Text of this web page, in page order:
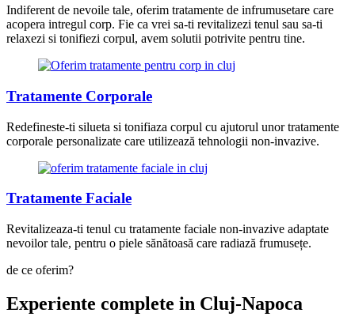
Indiferent de nevoile tale, oferim tratamente de infrumusetare care
acopera intregul corp. Fie ca vrei sa-ti revitalizezi tenul sau sa-ti
relaxezi si tonifiezi corpul, avem solutii potrivite pentru tine.
Tratamente Corporale
Redefineste-ti silueta si tonifiaza corpul cu ajutorul unor tratamente
corporale personalizate care utilizează tehnologii non-invazive.
Tratamente Faciale
Revitalizeaza-ti tenul cu tratamente faciale non-invazive adaptate
nevoilor tale, pentru o piele sănătoasă care radiază frumusețe.
de ce oferim?
Experiente complete in Cluj-Napoca